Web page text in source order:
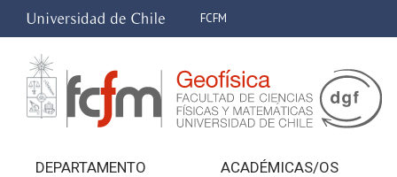
FCFM
DEPARTAMENTO ACADÉMICAS/OS